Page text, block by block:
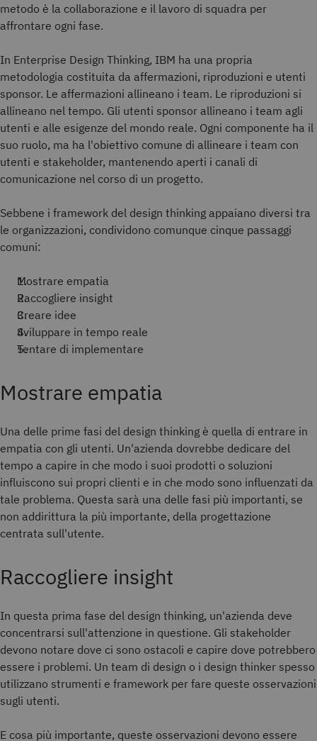
metodo è la collaborazione e il lavoro di squadra per
affrontare ogni fase.
In Enterprise Design Thinking, IBM ha una propria
metodologia costituita da affermazioni, riproduzioni e utenti
sponsor. Le affermazioni allineano i team. Le riproduzioni si
allineano nel tempo. Gli utenti sponsor allineano i team agli
utenti e alle esigenze del mondo reale. Ogni componente ha il
suo ruolo, ma ha l'obiettivo comune di allineare i team con
utenti e stakeholder, mantenendo aperti i canali di
comunicazione nel corso di un progetto.
Sebbene i framework del design thinking appaiano diversi tra
le organizzazioni, condividono comunque cinque passaggi
comuni:
Mostrare empatia
Raccogliere insight
Creare idee
Sviluppare in tempo reale
Tentare di implementare
Mostrare empatia
Una delle prime fasi del design thinking è quella di entrare in
empatia con gli utenti. Un'azienda dovrebbe dedicare del
tempo a capire in che modo i suoi prodotti o soluzioni
influiscono sui propri clienti e in che modo sono influenzati da
tale problema. Questa sarà una delle fasi più importanti, se
non addirittura la più importante, della progettazione
centrata sull'utente.
Raccogliere insight
In questa prima fase del design thinking, un'azienda deve
concentrarsi sull'attenzione in questione. Gli stakeholder
devono notare dove ci sono ostacoli e capire dove potrebbero
essere i problemi. Un team di design o i design thinker spesso
utilizzano strumenti e framework per fare queste osservazioni
sugli utenti.
E cosa più importante, queste osservazioni devono essere